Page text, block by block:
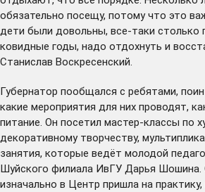
обязательно посещу, потому что это
дети были довольны, все-таки столько
ковидные годы, надо отдохнуть и
Станислав Воскресенский.
Губернатор пообщался с ребятами,
какие мероприятия для них проводят,
питание. Он посетил мастер-классы по
декоративному творчеству,
занятия, которые ведёт молодой
Шуйского филиала ИвГУ Дарья Шошина.
изначально в Центр пришла на